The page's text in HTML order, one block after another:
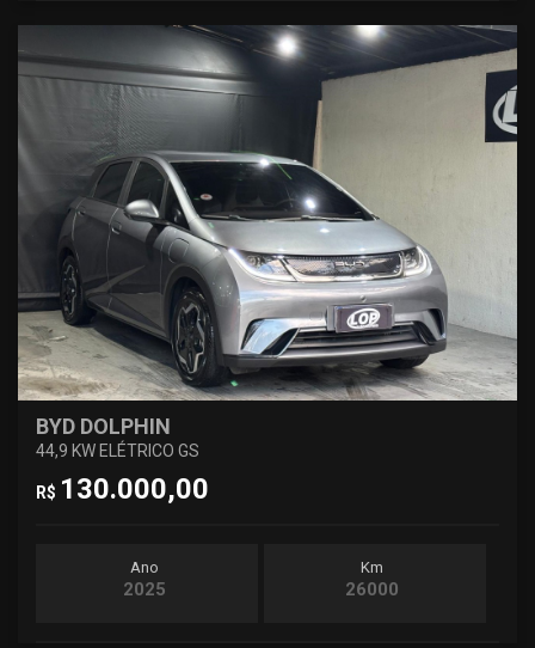
BYD DOLPHIN
44,9 KW ELÉTRICO GS
R$ 130.000,00
Ano
2025
Km
26000